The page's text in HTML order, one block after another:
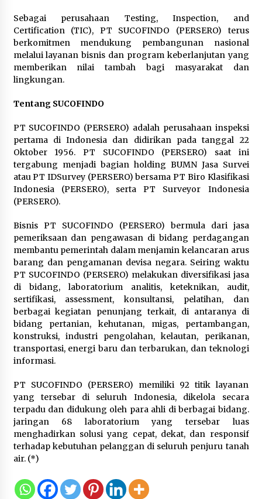
Sebagai perusahaan Testing, Inspection, and
Certification (TIC), PT SUCOFINDO (PERSERO) terus
berkomitmen mendukung pembangunan nasional
melalui layanan bisnis dan program keberlanjutan yang
memberikan nilai tambah bagi masyarakat dan
lingkungan.
Tentang SUCOFINDO
PT SUCOFINDO (PERSERO) adalah perusahaan inspeksi
pertama di Indonesia dan didirikan pada tanggal 22
Oktober 1956. PT SUCOFINDO (PERSERO) saat ini
tergabung menjadi bagian holding BUMN Jasa Survei
atau PT IDSurvey (PERSERO) bersama PT Biro Klasifikasi
Indonesia (PERSERO), serta PT Surveyor Indonesia
(PERSERO).
Bisnis PT SUCOFINDO (PERSERO) bermula dari jasa
pemeriksaan dan pengawasan di bidang perdagangan
membantu pemerintah dalam menjamin kelancaran arus
barang dan pengamanan devisa negara. Seiring waktu
PT SUCOFINDO (PERSERO) melakukan diversifikasi jasa
di bidang, laboratorium analitis, keteknikan, audit,
sertifikasi, assessment, konsultansi, pelatihan, dan
berbagai kegiatan penunjang terkait, di antaranya di
bidang pertanian, kehutanan, migas, pertambangan,
konstruksi, industri pengolahan, kelautan, perikanan,
transportasi, energi baru dan terbarukan, dan teknologi
informasi.
PT SUCOFINDO (PERSERO) memiliki 92 titik layanan
yang tersebar di seluruh Indonesia, dikelola secara
terpadu dan didukung oleh para ahli di berbagai bidang.
jaringan 68 laboratorium yang tersebar luas
menghadirkan solusi yang cepat, dekat, dan responsif
terhadap kebutuhan pelanggan di seluruh penjuru tanah
air. (*)